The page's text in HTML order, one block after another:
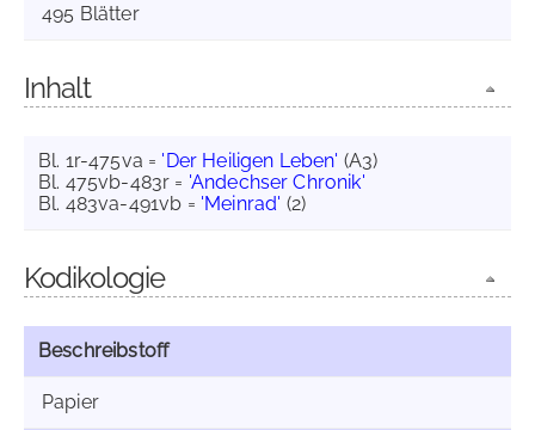
495 Blätter
Inhalt
Bl. 1r-475va = 'Der Heiligen Leben' (A3)
Bl. 475vb-483r = 'Andechser Chronik'
Bl. 483va-491vb = 'Meinrad' (2)
Kodikologie
Beschreibstoff
Papier